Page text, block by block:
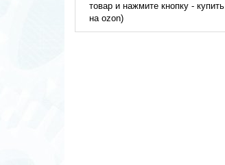
товар и нажмите кнопку - купить
на ozon)